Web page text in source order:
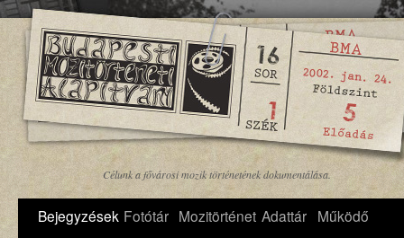
Célunk a fővárosi mozik történetének dokumentálása.
Bejegyzések Fotótár Mozitörténet Adattár Működő